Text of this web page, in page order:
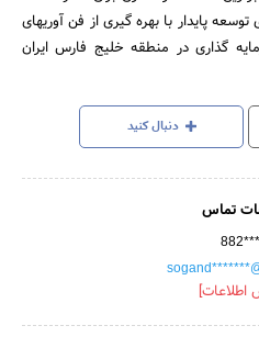
پایدار با بهره گیری از فن آوریهای
گذاری در منطقه خلیج فارس ایران
دنبال کنید
تماس
اطلاعات]